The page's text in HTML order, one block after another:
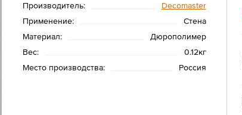
Производитель:
Decomaster
Применение:
Стена
Материал:
Дюрополимер
Вес:
0.12кг
Место производства:
Россия